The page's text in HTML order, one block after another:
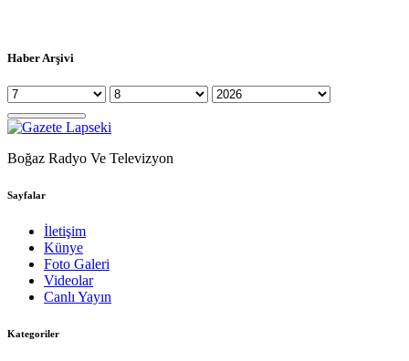
Haber Arşivi
Boğaz Radyo Ve Televizyon
Sayfalar
İletişim
Künye
Foto Galeri
Videolar
Canlı Yayın
Kategoriler